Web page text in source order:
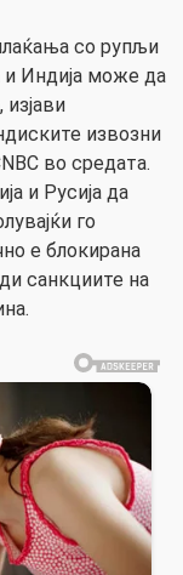
со рупљи
и Индија може да
извозни
во средата.
и Русија да
го
е блокирана
санкциите на